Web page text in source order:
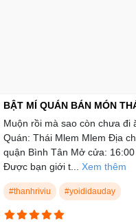
BẬT MÍ QUÁN BÁN MÓN
Muộn rồi mà sao còn chưa đi
Quán: Thái Mlem Mlem Địa
quận Bình Tân Mở cửa:
Được bạn giới t... Xem thêm
#thanhriviu #yoididauday